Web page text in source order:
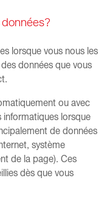
lorsque vous nous les
données que vous
ou avec
informatiques lorsque
de données
système
de la page). Ces
dès que vous